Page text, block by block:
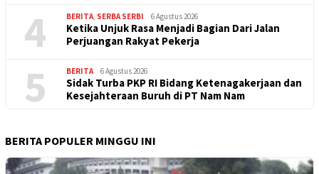
4 BERITA, SERBA SERBI 6 Agustus 2026
Ketika Unjuk Rasa Menjadi Bagian Dari Jalan
Perjuangan Rakyat Pekerja
5 BERITA 6 Agustus 2026
Sidak Turba PKP RI Bidang Ketenagakerjaan dan
Kesejahteraan Buruh di PT Nam Nam
BERITA POPULER MINGGU INI